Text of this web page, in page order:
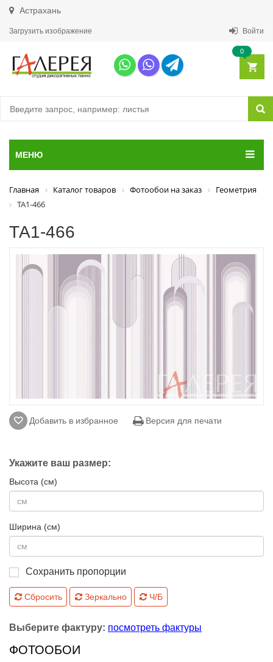
Астрахань
Загрузить изображение Войти
0
МЕНЮ
Главная Каталог товаров Фотообои на заказ
Геометрия
ТА1-466
ТА1-466
Добавить в избранное Версия для печати
Укажите ваш размер:
Высота (см)
Ширина (см)
Сохранить пропорции
Сбросить Зеркально Ч/Б
Выберите фактуру: посмотреть фактуры
ФОТООБОИ